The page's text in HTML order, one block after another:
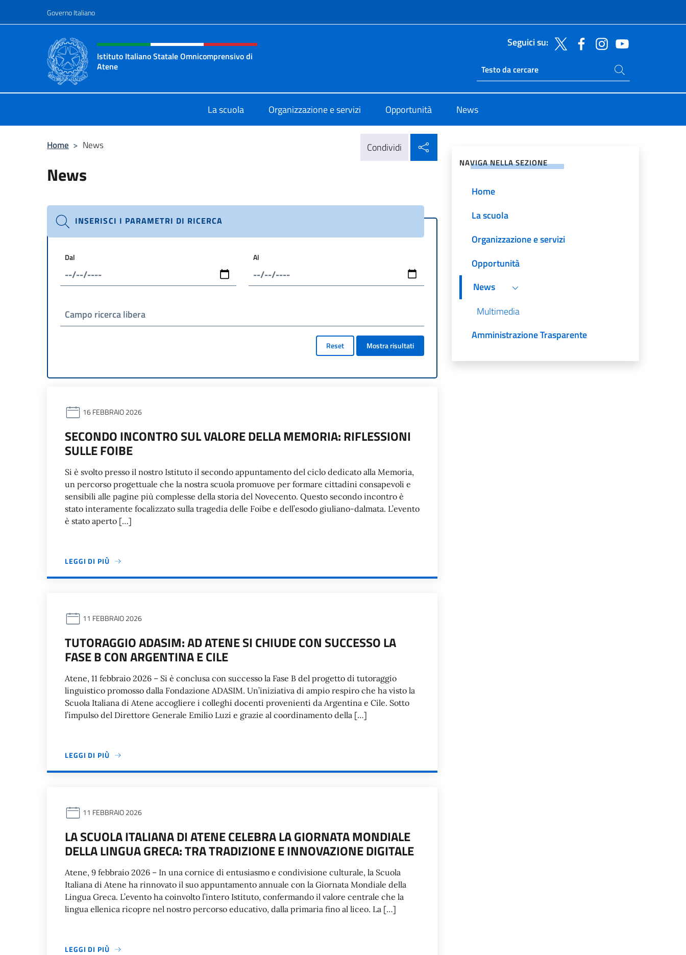
Governo Italiano
Intestazione sito, social e menù
Istituto Italiano Statale Omnicomprensivo di
Atene
Seguici su:
Ricerca sito live
Cerca nel sito
La scuola Organizzazione e servizi Opportunità News
Home > News Condividi
News
INSERISCI I PARAMETRI DI RICERCA
Dal Al
Campo ricerca libera
Reset Mostra risultati
16 FEBBRAIO 2026
SECONDO INCONTRO SUL VALORE DELLA MEMORIA: RIFLESSIONI
SULLE FOIBE
Si è svolto presso il nostro Istituto il secondo appuntamento del ciclo dedicato alla Memoria,
un percorso progettuale che la nostra scuola promuove per formare cittadini consapevoli e
sensibili alle pagine più complesse della storia del Novecento. Questo secondo incontro è
stato interamente focalizzato sulla tragedia delle Foibe e dell’esodo giuliano-dalmata. L’evento
è stato aperto […]
LEGGI DI PIÙ
11 FEBBRAIO 2026
TUTORAGGIO ADASIM: AD ATENE SI CHIUDE CON SUCCESSO LA
FASE B CON ARGENTINA E CILE
Atene, 11 febbraio 2026 – Si è conclusa con successo la Fase B del progetto di tutoraggio
linguistico promosso dalla Fondazione ADASIM. Un’iniziativa di ampio respiro che ha visto la
Scuola Italiana di Atene accogliere i colleghi docenti provenienti da Argentina e Cile. Sotto
l’impulso del Direttore Generale Emilio Luzi e grazie al coordinamento della […]
LEGGI DI PIÙ
11 FEBBRAIO 2026
LA SCUOLA ITALIANA DI ATENE CELEBRA LA GIORNATA MONDIALE
DELLA LINGUA GRECA: TRA TRADIZIONE E INNOVAZIONE DIGITALE
Atene, 9 febbraio 2026 – In una cornice di entusiasmo e condivisione culturale, la Scuola
Italiana di Atene ha rinnovato il suo appuntamento annuale con la Giornata Mondiale della
Lingua Greca. L’evento ha coinvolto l’intero Istituto, confermando il valore centrale che la
lingua ellenica ricopre nel nostro percorso educativo, dalla primaria fino al liceo. La […]
LEGGI DI PIÙ
NAVIGA NELLA SEZIONE
Home
La scuola
Organizzazione e servizi
Opportunità
News
Multimedia
Amministrazione Trasparente